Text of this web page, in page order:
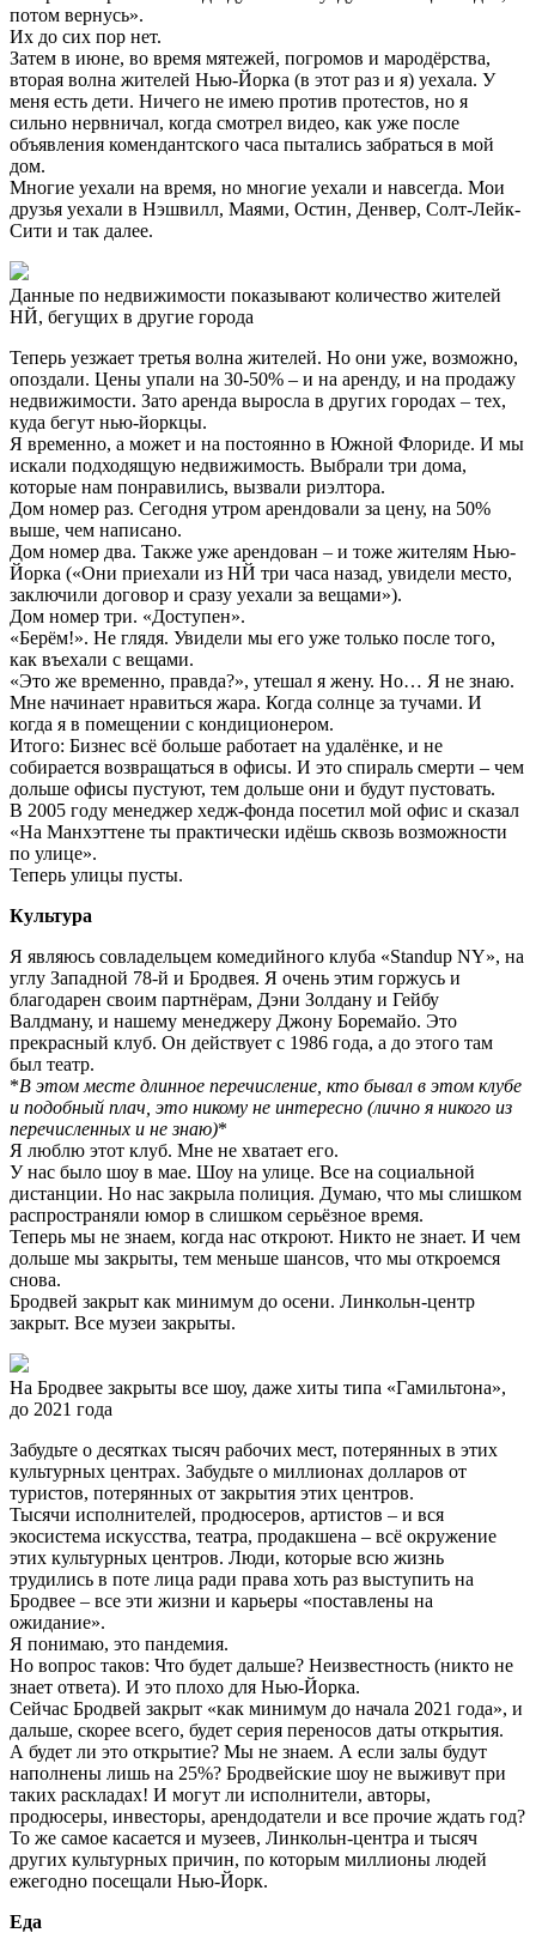
потом вернусь».
Их до сих пор нет.
Затем в июне, во время мятежей, погромов и мародёрства,
вторая волна жителей Нью-Йорка (в этот раз и я) уехала. У
меня есть дети. Ничего не имею против протестов, но я
сильно нервничал, когда смотрел видео, как уже после
объявления комендантского часа пытались забраться в мой
дом.
Многие уехали на время, но многие уехали и навсегда. Мои
друзья уехали в Нэшвилл, Маями, Остин, Денвер, Солт-Лейк-
Сити и так далее.
Данные по недвижимости показывают количество жителей
НЙ, бегущих в другие города
Теперь уезжает третья волна жителей. Но они уже, возможно,
опоздали. Цены упали на 30-50% – и на аренду, и на продажу
недвижимости. Зато аренда выросла в других городах – тех,
куда бегут нью-йоркцы.
Я временно, а может и на постоянно в Южной Флориде. И мы
искали подходящую недвижимость. Выбрали три дома,
которые нам понравились, вызвали риэлтора.
Дом номер раз. Сегодня утром арендовали за цену, на 50%
выше, чем написано.
Дом номер два. Также уже арендован – и тоже жителям Нью-
Йорка («Они приехали из НЙ три часа назад, увидели место,
заключили договор и сразу уехали за вещами»).
Дом номер три. «Доступен».
«Берём!». Не глядя. Увидели мы его уже только после того,
как въехали с вещами.
«Это же временно, правда?», утешал я жену. Но… Я не знаю.
Мне начинает нравиться жара. Когда солнце за тучами. И
когда я в помещении с кондиционером.
Итого: Бизнес всё больше работает на удалёнке, и не
собирается возвращаться в офисы. И это спираль смерти – чем
дольше офисы пустуют, тем дольше они и будут пустовать.
В 2005 году менеджер хедж-фонда посетил мой офис и сказал
«На Манхэттене ты практически идёшь сквозь возможности
по улице».
Теперь улицы пусты.
Культура
Я являюсь совладельцем комедийного клуба «Standup NY», на
углу Западной 78-й и Бродвея. Я очень этим горжусь и
благодарен своим партнёрам, Дэни Золдану и Гейбу
Валдману, и нашему менеджеру Джону Боремайо. Это
прекрасный клуб. Он действует с 1986 года, а до этого там
был театр.
*В этом месте длинное перечисление, кто бывал в этом клубе
и подобный плач, это никому не интересно (лично я никого из
перечисленных и не знаю)*
Я люблю этот клуб. Мне не хватает его.
У нас было шоу в мае. Шоу на улице. Все на социальной
дистанции. Но нас закрыла полиция. Думаю, что мы слишком
распространяли юмор в слишком серьёзное время.
Теперь мы не знаем, когда нас откроют. Никто не знает. И чем
дольше мы закрыты, тем меньше шансов, что мы откроемся
снова.
Бродвей закрыт как минимум до осени. Линкольн-центр
закрыт. Все музеи закрыты.
На Бродвее закрыты все шоу, даже хиты типа «Гамильтона»,
до 2021 года
Забудьте о десятках тысяч рабочих мест, потерянных в этих
культурных центрах. Забудьте о миллионах долларов от
туристов, потерянных от закрытия этих центров.
Тысячи исполнителей, продюсеров, артистов – и вся
экосистема искусства, театра, продакшена – всё окружение
этих культурных центров. Люди, которые всю жизнь
трудились в поте лица ради права хоть раз выступить на
Бродвее – все эти жизни и карьеры «поставлены на
ожидание».
Я понимаю, это пандемия.
Но вопрос таков: Что будет дальше? Неизвестность (никто не
знает ответа). И это плохо для Нью-Йорка.
Сейчас Бродвей закрыт «как минимум до начала 2021 года», и
дальше, скорее всего, будет серия переносов даты открытия.
А будет ли это открытие? Мы не знаем. А если залы будут
наполнены лишь на 25%? Бродвейские шоу не выживут при
таких раскладах! И могут ли исполнители, авторы,
продюсеры, инвесторы, арендодатели и все прочие ждать год?
То же самое касается и музеев, Линкольн-центра и тысяч
других культурных причин, по которым миллионы людей
ежегодно посещали Нью-Йорк.
Еда